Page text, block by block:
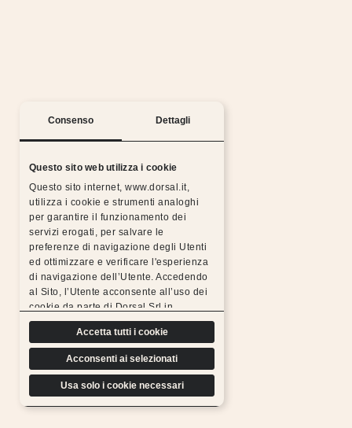
Consenso Dettagli
Questo sito web utilizza i cookie
Questo sito internet, www.dorsal.it,
utilizza i cookie e strumenti analoghi
per garantire il funzionamento dei
servizi erogati, per salvare le
preferenze di navigazione degli Utenti
ed ottimizzare e verificare l'esperienza
di navigazione dell’Utente. Accedendo
al Sito, l’Utente acconsente all’uso dei
cookie da parte di Dorsal Srl in
conformità a quanto previsto di seguito.
Accetta tutti i cookie
Acconsenti ai selezionati
Usa solo i cookie necessari
Notti serene con la garanzia Dorsal
Tutti i prodotti Dorsal sono realizzati con materiali
scelti, resistenti, duraturi e sottoposti a rigorosi
test di controllo, per questo possiamo
offrire l’estensione gratuita della garanzia.
Scopri di più